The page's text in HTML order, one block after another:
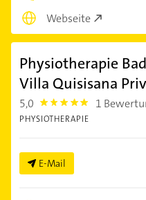
Webseite
Physiotherapie
Villa Quisisana
5,0 5.0 1
PHYSIOTHERAPIE
E-Mail